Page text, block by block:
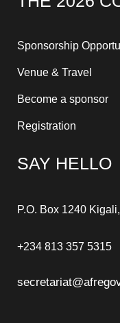
Sponsorship
Venue & Travel
Become a sponsor
Registration
SAY HELLO
P.O. Box 1240
+234 813 357 5315